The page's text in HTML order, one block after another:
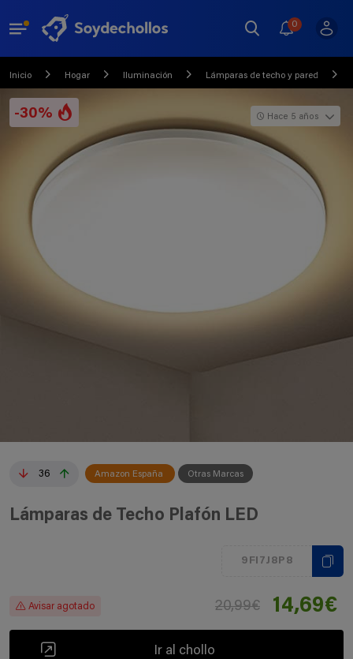
0
Inicio Hogar Iluminación Lámparas de techo y pared
-30%
36 Amazon España Otras Marcas
Hace 5 años
Lámparas de Techo Plafón LED
9FI7J8P8
Avisar agotado 20,99€ 14,69€
Ir al chollo